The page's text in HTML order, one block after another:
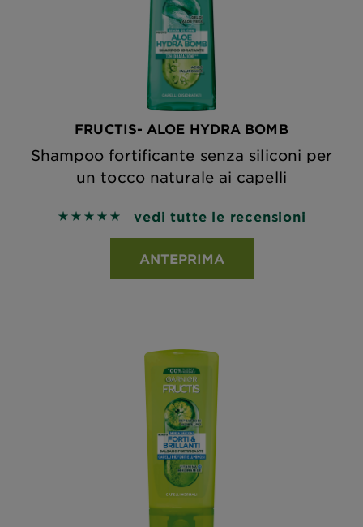
FRUCTIS- ALOE HYDRA BOMB
Shampoo fortificante senza siliconi per
un tocco naturale ai capelli
5 out of 5 stars based on reviews
vedi tutte le recensioni
ANTEPRIMA